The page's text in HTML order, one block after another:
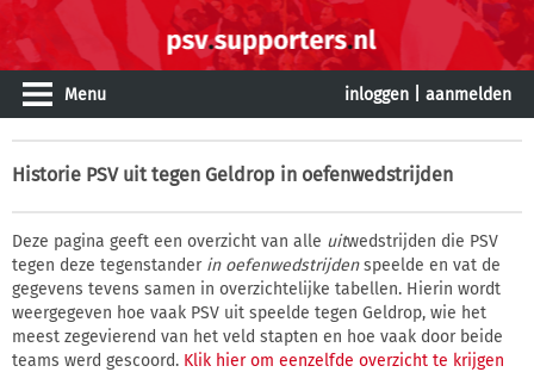
Menu inloggen aanmelden
Historie PSV uit tegen Geldrop in oefenwedstrijden
Deze pagina geeft een overzicht van alle uitwedstrijden die PSV
tegen deze tegenstander in oefenwedstrijdenspeelde en vat de
gegevens tevens samen in overzichtelijke tabellen. Hierin wordt
weergegeven hoe vaak PSV uit speelde tegen Geldrop, wie het
meest zegevierend van het veld stapten en hoe vaak door beide
teams werd gescoord. Klik hier om eenzelfde overzicht te krijgen